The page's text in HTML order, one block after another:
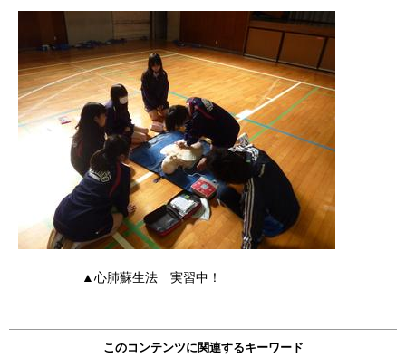
▲心肺蘇生法 実習中！
このコンテンツに関連するキーワード